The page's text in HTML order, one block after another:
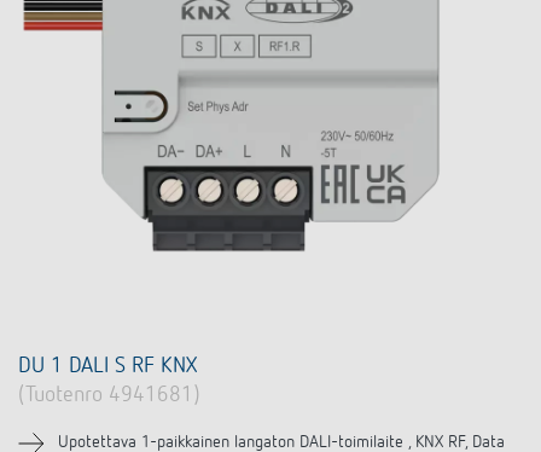
DU 1 DALI S RF KNX
(Tuotenro 4941681)
Upotettava 1-paikkainen langaton DALI-toimilaite , KNX RF, Data